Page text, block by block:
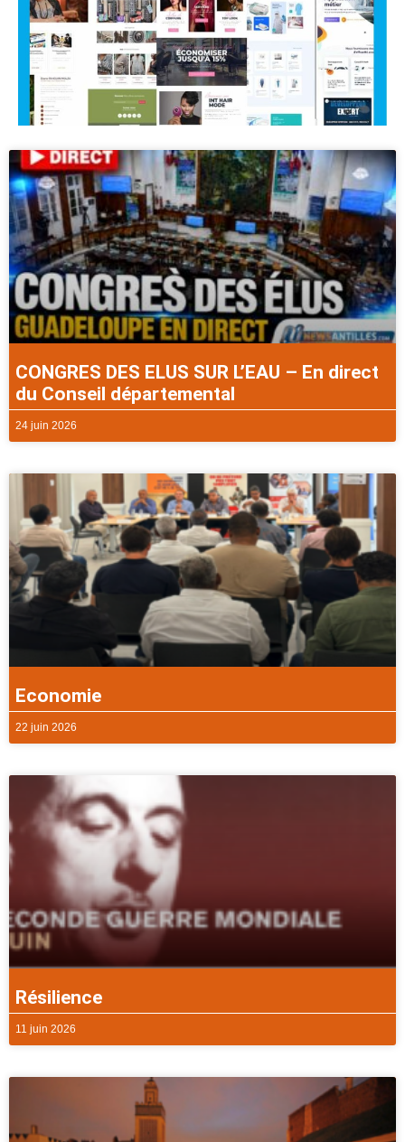
CONGRES DES ELUS SUR L’EAU – En direct
du Conseil départemental
24 juin 2026
Economie
22 juin 2026
Résilience
11 juin 2026